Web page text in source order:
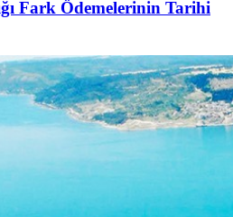
Fark Ödemelerinin Tarihi